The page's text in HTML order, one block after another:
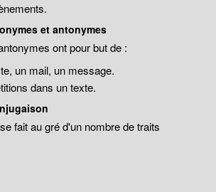
et antonymes
ont pour but de :
un mail, un message.
dans un texte.
fait au gré d'un nombre de traits